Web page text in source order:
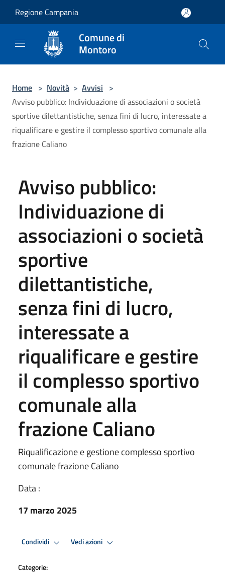
Regione Campania
Comune di
Montoro
Home > Novità > Avvisi >
Avviso pubblico: Individuazione di associazioni o società
sportive dilettantistiche, senza fini di lucro, interessate a
riqualificare e gestire il complesso sportivo comunale alla
frazione Caliano
Avviso pubblico:
Individuazione di
associazioni o società
sportive
dilettantistiche,
senza fini di lucro,
interessate a
riqualificare e gestire
il complesso sportivo
comunale alla
frazione Caliano
Riqualificazione e gestione complesso sportivo
comunale frazione Caliano
Data :
17 marzo 2025
Condividi Vedi azioni
Categorie: